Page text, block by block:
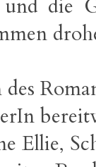
die
Ellie,